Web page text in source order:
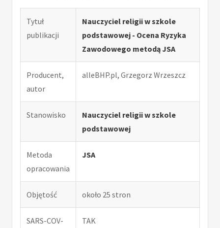
Tytuł
publikacji
Nauczyciel religii w szkole
podstawowej - Ocena Ryzyka
Zawodowego metodą JSA
Producent,
autor
alleBHP.pl, Grzegorz Wrzeszcz
Stanowisko
Nauczyciel religii w szkole
podstawowej
Metoda
opracowania
JSA
Objętość około 25 stron
SARS-COV-
TAK